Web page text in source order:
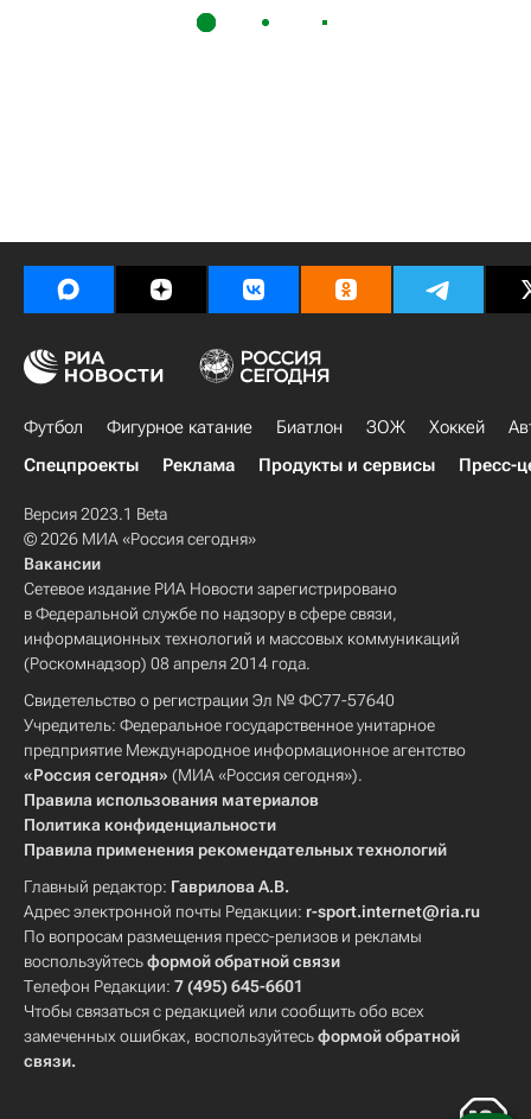
Футбол Фигурное катание Биатлон ЗОЖ Хоккей
Спецпроекты
Реклама Продукты и сервисы Пресс-
Версия 2023.1 Beta
© 2026 МИА «Россия сегодня»
Вакансии
Сетевое издание РИА Новости зарегистрировано
в Федеральной службе по надзору в сфере связи,
информационных технологий и массовых коммуникаций
(Роскомнадзор) 08 апреля 2014 года.
Свидетельство о регистрации Эл № ФС77-57640
Учредитель: Федеральное государственное унитарное
предприятие Международное информационное агентство
«Россия сегодня» (МИА «Россия сегодня»).
Правила использования материалов
Политика конфиденциальности
Правила применения рекомендательных технологий
Главный редактор: Гаврилова А.В.
Адрес электронной почты Редакции: r-sport.internet@ria.ru
По вопросам размещения пресс-релизов и рекламы
воспользуйтесьформой обратной связи
Телефон Редакции: 7 (495) 645-6601
Чтобы связаться с редакцией или сообщить обо всех
замеченных ошибках, воспользуйтесьформой обратной
связи.